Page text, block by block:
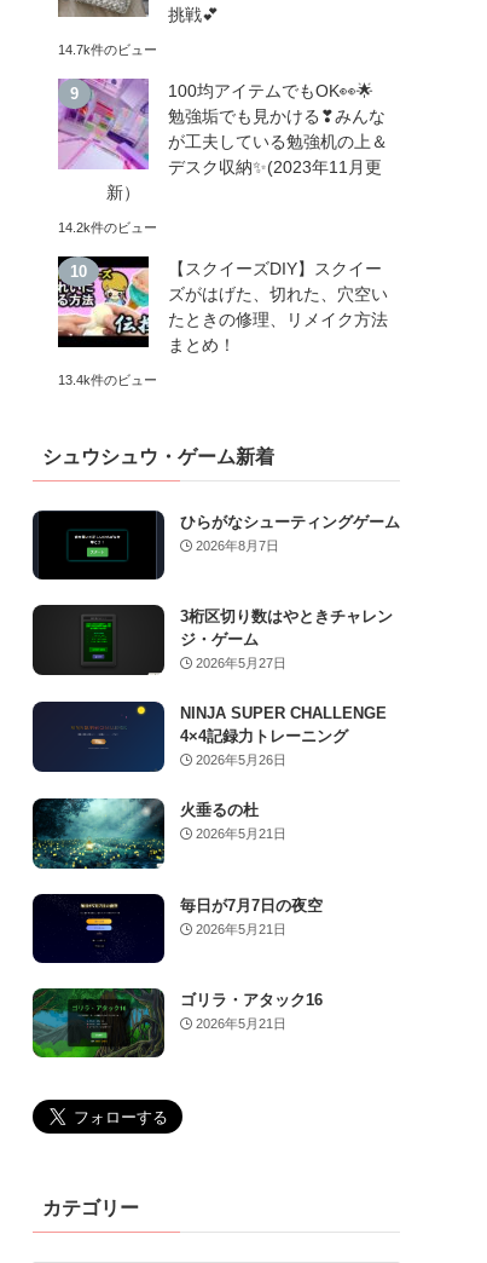
挑戦💕
14.7k件のビュー
100均アイテムでもOK👀🌟
勉強垢でも見かける❣みんな
が工夫している勉強机の上＆
デスク収納✨(2023年11月更
新）
14.2k件のビュー
【スクイーズDIY】スクイー
ズがはげた、切れた、穴空い
たときの修理、リメイク方法
まとめ！
13.4k件のビュー
シュウシュウ・ゲーム新着
ひらがなシューティングゲーム
2026年8月7日
3桁区切り数はやときチャレン
ジ・ゲーム
2026年5月27日
NINJA SUPER CHALLENGE
4×4記録力トレーニング
2026年5月26日
火垂るの杜
2026年5月21日
毎日が7月7日の夜空
2026年5月21日
ゴリラ・アタック16
2026年5月21日
カテゴリー